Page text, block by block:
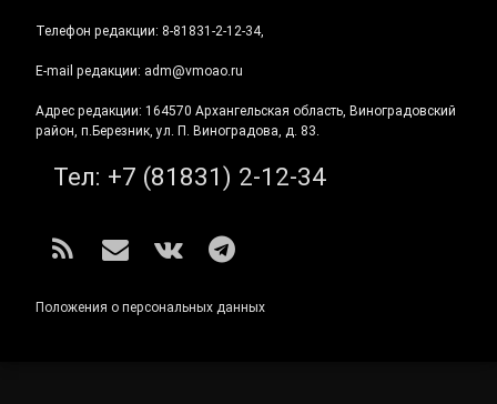
Телефон редакции: 8-81831-2-12-34,
E-mail редакции: adm@vmoao.ru
Адрес редакции: 164570 Архангельская область, Виноградовский
район, п.Березник, ул. П. Виноградова, д. 83.
Тел: +7 (81831) 2-12-34
RSS E-mailВКонтакте
Telegram
Положения о персональных данных